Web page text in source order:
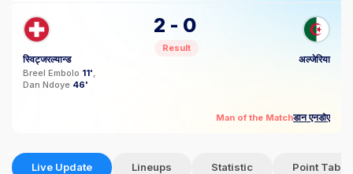
स्विट्जरल्यान्ड
Breel Embolo 11'
Dan Ndoye 46'
2 - 0
Result
अल्जेरिया
Man of the Matchडान एनडोए
Live Update Lineups Statistic Point Table